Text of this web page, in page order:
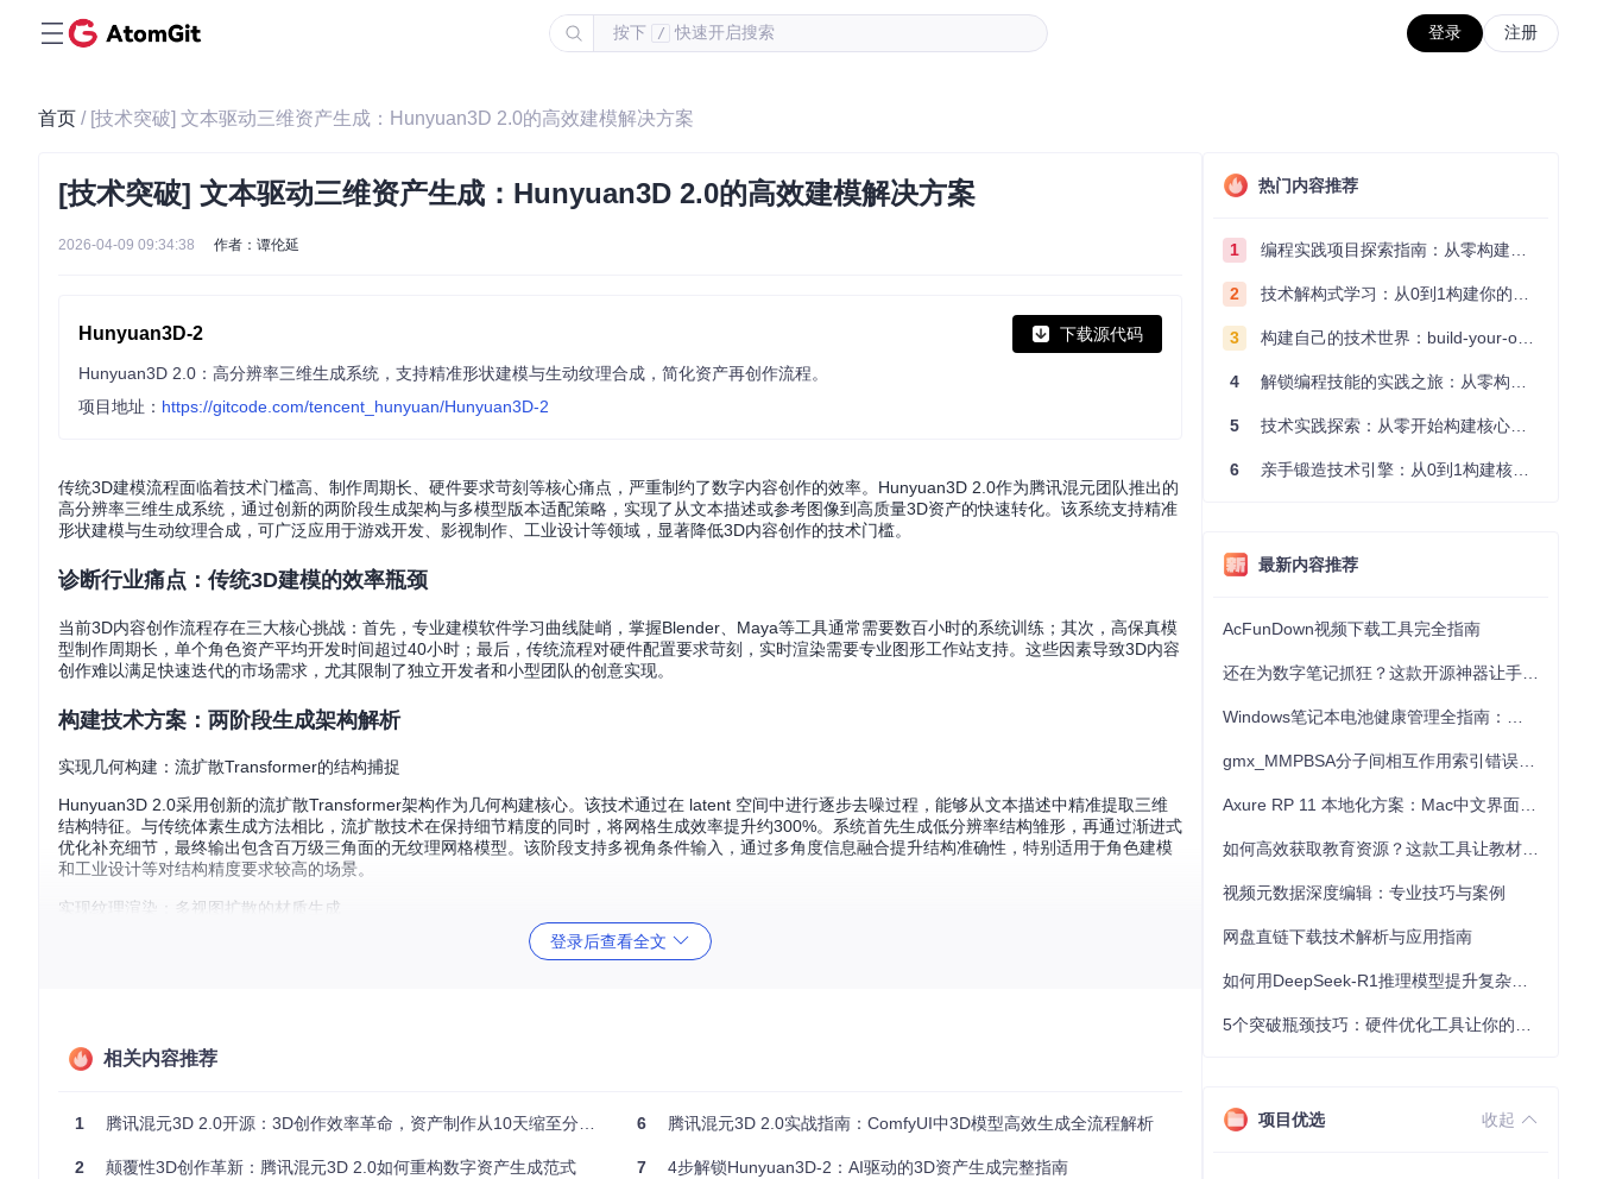
按下 / 快速开启搜索 登录 注册
首页 / [技术突破] 文本驱动三维资产生成：Hunyuan3D 2.0的高效建模解决方案
[技术突破] 文本驱动三维资产生成：Hunyuan3D 2.0的高效建模解决方案
2026-04-09 09:34:38 作者：谭伦延
Hunyuan3D-2 下载源代码
Hunyuan3D 2.0：高分辨率三维生成系统，支持精准形状建模与生动纹理合成，简化资产再创作流程。
项目地址： https://gitcode.com/tencent_hunyuan/Hunyuan3D-2
传统3D建模流程面临着技术门槛高、制作周期长、硬件要求苛刻等核心痛点，严重制约了数字内容创作的效率。Hunyuan3D 2.0作为腾讯混元团队推出的
高分辨率三维生成系统，通过创新的两阶段生成架构与多模型版本适配策略，实现了从文本描述或参考图像到高质量3D资产的快速转化。该系统支持精准
形状建模与生动纹理合成，可广泛应用于游戏开发、影视制作、工业设计等领域，显著降低3D内容创作的技术门槛。
诊断行业痛点：传统3D建模的效率瓶颈
当前3D内容创作流程存在三大核心挑战：首先，专业建模软件学习曲线陡峭，掌握Blender、Maya等工具通常需要数百小时的系统训练；其次，高保真模
型制作周期长，单个角色资产平均开发时间超过40小时；最后，传统流程对硬件配置要求苛刻，实时渲染需要专业图形工作站支持。这些因素导致3D内容
创作难以满足快速迭代的市场需求，尤其限制了独立开发者和小型团队的创意实现。
构建技术方案：两阶段生成架构解析
实现几何构建：流扩散Transformer的结构捕捉
Hunyuan3D 2.0采用创新的流扩散Transformer架构作为几何构建核心。该技术通过在 latent 空间中进行逐步去噪过程，能够从文本描述中精准提取三维
结构特征。与传统体素生成方法相比，流扩散技术在保持细节精度的同时，将网格生成效率提升约300%。系统首先生成低分辨率结构雏形，再通过渐进式
优化补充细节，最终输出包含百万级三角面的无纹理网格模型。该阶段支持多视角条件输入，通过多角度信息融合提升结构准确性，特别适用于角色建模
和工业设计等对结构精度要求较高的场景。
实现纹理渲染：多视图扩散的材质生成
纹理渲染阶段采用多视图扩散技术，为几何模型赋予基于物理的渲染（PBR）材质。该技术通过模拟真实世界的光影反射规律，生成包含漫反射、金属
图1：Hunyuan3D 2.0生成的3D模型示例，展示了系统在角色建模方面的细节表现能力
制定实践指南：从环境配置到模型生成
配置运行环境：兼容性与依赖管理
登录后查看全文
相关内容推荐
1 腾讯混元3D 2.0开源：3D创作效率革命，资产制作从10天缩至分钟级
2 颠覆性3D创作革新：腾讯混元3D 2.0如何重构数字资产生成范式
6 腾讯混元3D 2.0实战指南：ComfyUI中3D模型高效生成全流程解析
7 4步解锁Hunyuan3D-2：AI驱动的3D资产生成完整指南
热门内容推荐
1 编程实践项目探索指南：从零构建技术能力体系
2 技术解构式学习：从0到1构建你的编程知识体系
3 构建自己的技术世界：build-your-own-x项目的实践探索指南
4 解锁编程技能的实践之旅：从零构建你的技术世界
5 技术实践探索：从零开始构建核心系统的实践指南
6 亲手锻造技术引擎：从0到1构建核心系统的实践指南
最新内容推荐
AcFunDown视频下载工具完全指南
视频元数据深度编辑：专业技巧与案例
网盘直链下载技术解析与应用指南
项目优选 收起